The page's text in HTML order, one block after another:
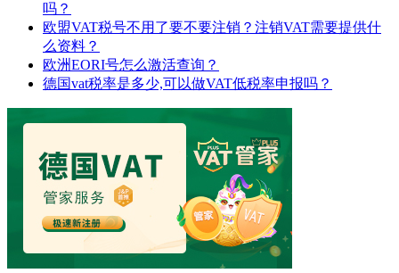
吗？
欧盟VAT税号不用了要不要注销？注销VAT需要提供什
么资料？
欧洲EORI号怎么激活查询？
德国vat税率是多少,可以做VAT低税率申报吗？